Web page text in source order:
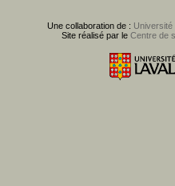
Une collaboration de : Université
Site réalisé par le Centre de